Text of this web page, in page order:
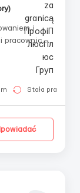
Żor,
...
Stała praca